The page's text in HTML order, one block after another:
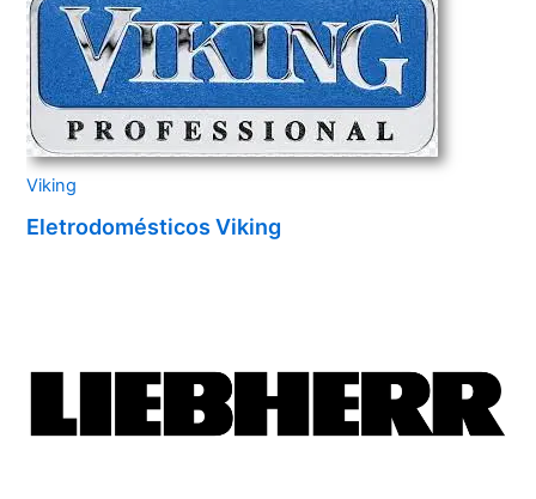
Viking
Eletrodomésticos Viking